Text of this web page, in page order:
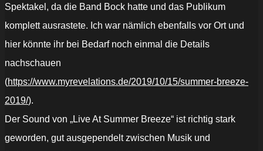
Spektakel, da die Band Bock hatte und das Publikum
komplett ausrastete. Ich war nämlich ebenfalls vor Ort und
hier könnte ihr bei Bedarf noch einmal die Details
nachschauen
(https://www.myrevelations.de/2019/10/15/summer-breeze-
2019/).
Der Sound von „Live At Summer Breeze“ ist richtig stark
geworden, gut ausgependelt zwischen Musik und